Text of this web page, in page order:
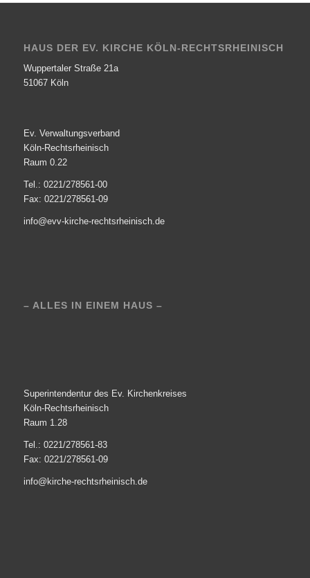
HAUS DER EV. KIRCHE KÖLN-RECHTSRHEINISCH
Wuppertaler Straße 21a
51067 Köln
Ev. Verwaltungsverband
Köln-Rechtsrheinisch
Raum 0.22
Tel.: 0221/278561-00
Fax: 0221/278561-09
info@evv-kirche-rechtsrheinisch.de
– ALLES IN EINEM HAUS –
Superintendentur des Ev. Kirchenkreises
Köln-Rechtsrheinisch
Raum 1.28
Tel.: 0221/278561-83
Fax: 0221/278561-09
info@kirche-rechtsrheinisch.de